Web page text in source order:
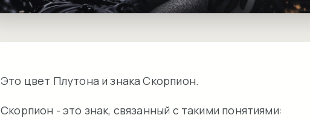
Это цвет Плутона и знака Скорпион.
Скорпион - это знак, связанный с такими понятиями: